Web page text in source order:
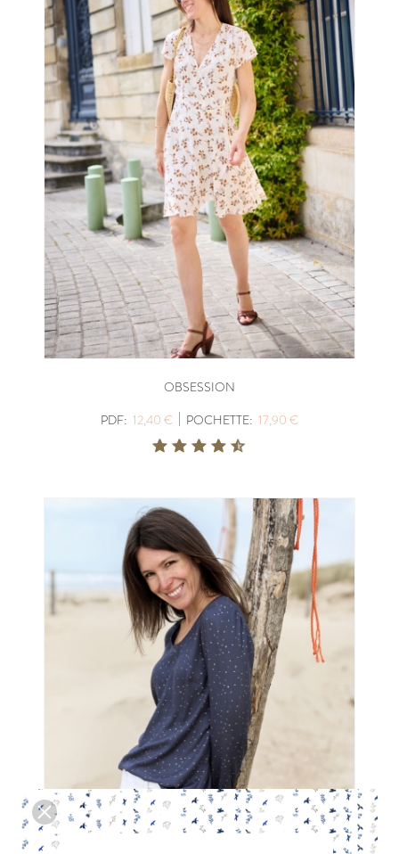
OBSESSION
PDF: 12,40 € | POCHETTE: 17,90 €